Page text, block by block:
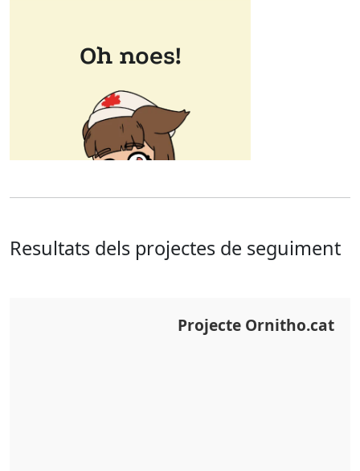
Resultats dels projectes de seguiment
Projecte Ornitho.cat